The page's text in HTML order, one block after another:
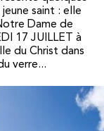
saint : elle
Dame de
17 JUILLET à
du Christ dans
verre...